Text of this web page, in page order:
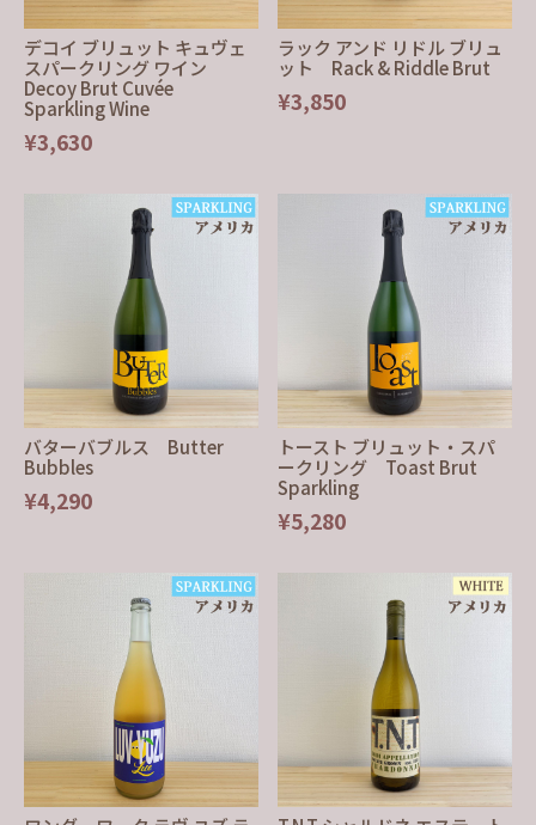
デコイ ブリュット キュヴェ
スパークリング ワイン
Decoy Brut Cuvée
Sparkling Wine
¥3,630
ラック アンド リドル ブリュ
ット Rack & Riddle Brut
¥3,850
バターバブルス Butter
Bubbles
¥4,290
トースト ブリュット・スパ
ークリング Toast Brut
Sparkling
¥5,280